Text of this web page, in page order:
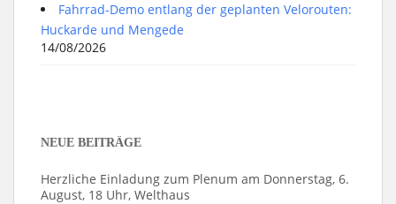
Fahrrad-Demo entlang der geplanten Velorouten:
Huckarde und Mengede
14/08/2026
NEUE BEITRÄGE
Herzliche Einladung zum Plenum am Donnerstag, 6.
August, 18 Uhr, Welthaus